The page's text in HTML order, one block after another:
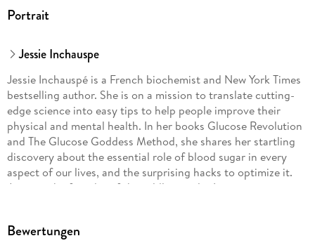
Portrait
Jessie Inchauspe
Jessie Inchauspé is a French biochemist and New York Times
bestselling author. She is on a mission to translate cutting-
edge science into easy tips to help people improve their
physical and mental health. In her books Glucose Revolution
and The Glucose Goddess Method, she shares her startling
discovery about the essential role of blood sugar in every
aspect of our lives, and the surprising hacks to optimize it.
Jessie is the founder of the wildly popular Instagram account
mathematics from King's College, London, and an MSc in
Bewertungen